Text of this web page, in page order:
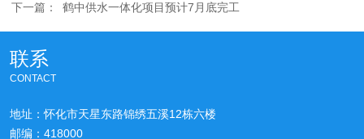
下一篇： 鹤中供水一体化项目预计7月底完工
联系
CONTACT
地址：怀化市天星东路锦绣五溪12栋六楼
邮编：418000